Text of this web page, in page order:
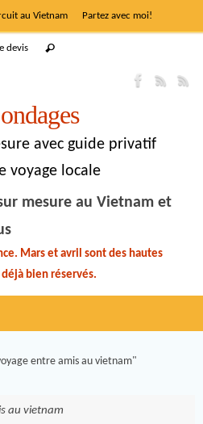
au Vietnam Partez avec moi!
devis
avec guide privatif
voyage locale
mesure au Vietnam et
Mars et avril sont des hautes
bien réservés.
entre amis au vietnam"
au vietnam